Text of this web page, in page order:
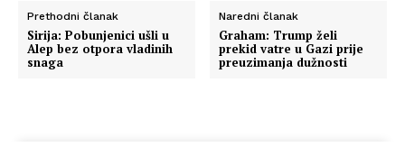
Prethodni članak
Sirija: Pobunjenici ušli u
Alep bez otpora vladinih
snaga
Naredni članak
Graham: Trump želi
prekid vatre u Gazi prije
preuzimanja dužnosti